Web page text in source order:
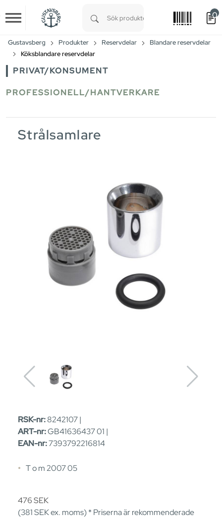
Skip to main content
0
Gustavsberg Produkter Reservdelar
Blandare reservdelar
Köksblandare reservdelar
PRIVAT/KONSUMENT
PROFESSIONELL/HANTVERKARE
Strålsamlare
RSK-nr:8242107 |
ART-nr:GB41636437 01 |
EAN-nr:7393792216814
T o m 2007 05
476SEK
(381SEKex. moms) * Priserna är rekommenderade